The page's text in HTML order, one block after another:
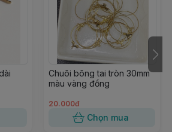
Chuôi bông tai tròn 30mm
màu vàng đồng
20.000đ
Chọn mua